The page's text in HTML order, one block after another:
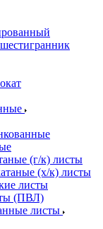
(г/к) листы
(х/к) листы
листы
(ПВЛ)
листы